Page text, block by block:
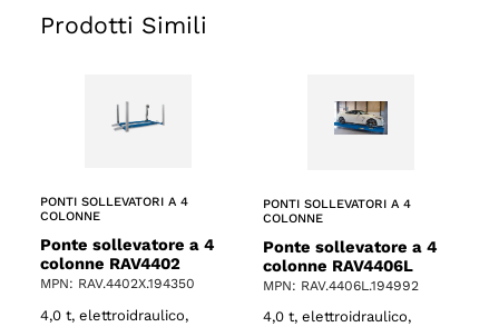
Prodotti Simili
PONTI SOLLEVATORI A 4
COLONNE
Ponte sollevatore a 4
colonne RAV4402
MPN: RAV.4402X.194350
4,0 t, elettroidraulico,
PONTI SOLLEVATORI A 4
COLONNE
Ponte sollevatore a 4
colonne RAV4406L
MPN: RAV.4406L.194992
4,0 t, elettroidraulico,